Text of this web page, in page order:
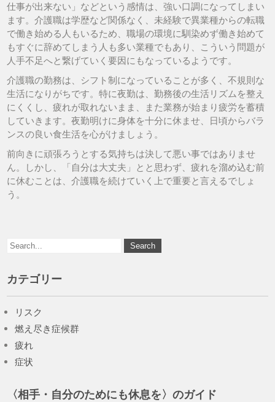
仕事が出来ない」などという感情は、強い口調になってしまい
ます。介護職は学歴など関係なく、未経験で異業種からの転職
で働き始める人もいるため、職場の環境に馴染めず働き始めて
もすぐに辞めてしまう人も多い業種でもあり、こういう問題が
人手不足へと繋げていく要因にもなっているようです。
介護職の勤務は、シフト制になっていることが多く、不規則な
生活になりがちです。特に夜勤は、勤務後の生活リズムを整え
にくくし、疲れが取れないまま、また業務が始まり疲労を蓄積
していきます。夜勤明けに身体を十分に休ませ、日頃からバラ
ンスの良い食生活を心がけましょう。
前向きに頑張ろうとする気持ちは決して悪い事ではありませ
ん。しかし、「自分は大丈夫」とと思わず、疲れを溜め込む前
に休むことは、介護職を続けていく上で重要と言えるでしょ
う。
カテゴリー
リスク
燃え尽き症候群
疲れ
症状
〈相手・自分のためにも休息を〉のガイド